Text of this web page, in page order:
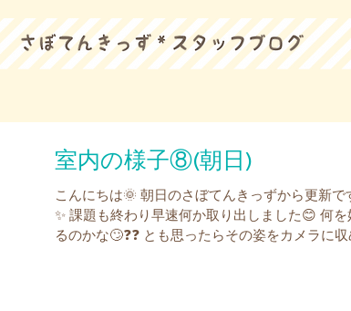
室内の様子⑧(朝日)
こんにちは🌞 朝日のさぼてんきっずから更新で
✨ 課題も終わり早速何か取り出しました😊 何を
るのかな🙄❓❓ とも思ったらその姿をカメラに収